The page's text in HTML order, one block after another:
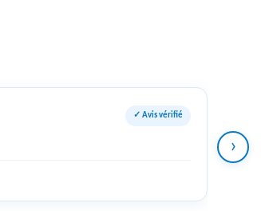
✓ Avis vérifié
›